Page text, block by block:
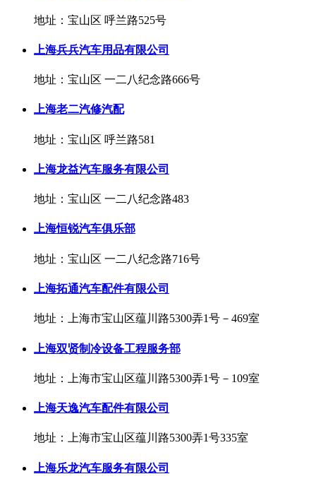
地址：宝山区 呼兰路525号
上海兵兵汽车用品有限公司
地址：宝山区 一二八纪念路666号
上海老二汽修汽配
地址：宝山区 呼兰路581
上海龙益汽车服务有限公司
地址：宝山区 一二八纪念路483
上海恒锐汽车俱乐部
地址：宝山区 一二八纪念路716号
上海拓通汽车配件有限公司
地址：上海市宝山区蕴川路5300弄1号－469室
上海双贤制冷设备工程服务部
地址：上海市宝山区蕴川路5300弄1号－109室
上海天逸汽车配件有限公司
地址：上海市宝山区蕴川路5300弄1号335室
上海乐龙汽车服务有限公司